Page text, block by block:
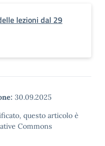
lezioni dal 29
30.09.2025
questo articolo è
Commons